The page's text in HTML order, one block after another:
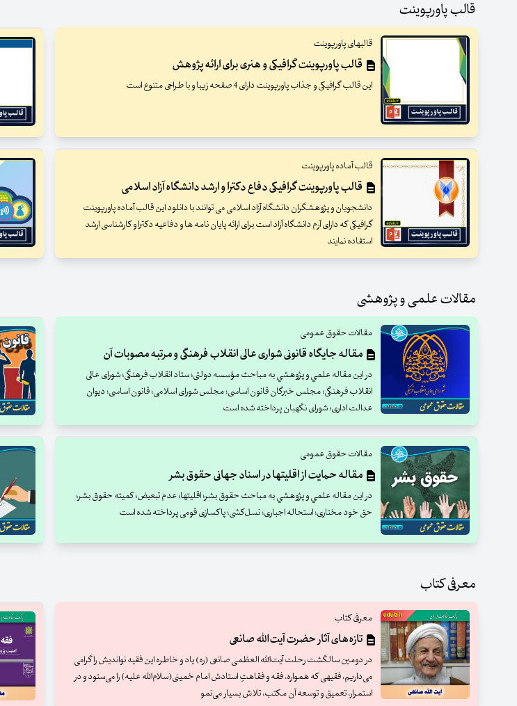
قالب پاورپوینت
قالبهای پاورپوینت
قالب پاورپوینت گرافیکی و هنری برای ارائه پژوهش
این قالب گرافیکی و جذاب پاورپوینت دارای 4 صفحه زیبا و با طراحی متنوع است
قالب آماده پاورپوینت
قالب پاورپوینت گرافیکی دفاع دکترا و ارشد دانشگاه آزاد اسلامی
دانشجویان و پژوهشگران دانشگاه آزاد اسلامی می توانند با دانلود این قالب آماده پاورپوینت
گرافیکی که دارای آرم دانشگاه آزاد است برای ارائه پایان نامه ها و دفاعیه دکترا و کارشناسی ارشد
استفاده نمایند
مقالات علمی و پژوهشی
مقالات حقوق عمومی
مقاله جایگاه قانونی شواری عالی انقلاب فرهنگی و مرتبه مصوبات آن
در اين مقاله علمي و پژوهشي به مباحث مؤسسه دولتی؛ ستاد انقلاب فرهنگی؛ شورای عالی
انقلاب فرهنگی؛ مجلس خبرگان قانون اساسی؛ مجلس شورای اسلامی؛ قانون اساسی؛ دیوان
عدالت اداری؛ شورای نگهبان پرداخته شده است
مقالات حقوق عمومی
مقاله حمایت از اقلیتها در اسناد جهانی حقوق بشر
در اين مقاله علمي و پژوهشي به مباحث حقوق بشر؛ اقلیتها؛ عدم تبعیض؛ کمیته حقوق بشر؛
حق خود مختاری؛ استحاله اجباری؛ نسل‌کشی؛ پاکسازی قومی پرداخته شده است
معرفی کتاب
معرفی کتاب
تازه‌های آثار حضرت آیت‌الله صانعی
در دومین سالگشت رحلت آیت‌الله العظمی صانعی (ره) یاد و خاطره این فقیه نواندیش را گرامی
می‌داریم، فقیهی که همواره، فقه و فقاهتِ استادش امام خمینی(سلام‌الله علیه) را می‌ستود و در
استمرار، تعمیق و توسعه آن مکتب، تلاش بسیار می‌نمو